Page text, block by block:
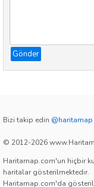
Gönder
Bizi takip edin @haritamap
© 2012-2026
Haritamap.com'un hiçbir
haritalar gösterilmektedir.
Haritamap.com'da